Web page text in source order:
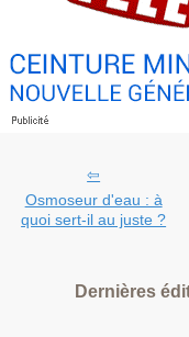
Osmoseur d'eau : à
quoi sert-il au juste ?
Dernières